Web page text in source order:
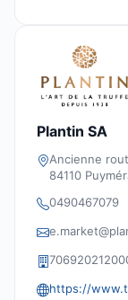
Plantin SA
Ancienne
84110
0490467079
https://